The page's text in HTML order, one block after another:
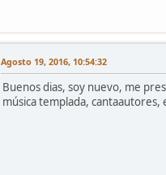
Agosto 19, 2016, 10:54:32
Buenos dias, soy nuevo, me
música templada, cantaautores,